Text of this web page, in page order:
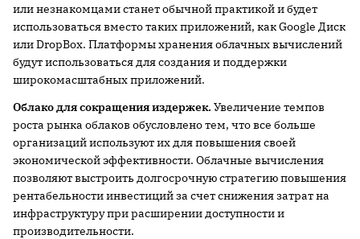
или незнакомцами станет обычной практикой и будет
использоваться вместо таких приложений, как Google Диск
или DropBox. Платформы хранения облачных вычислений
будут использоваться для создания и поддержки
широкомасштабных приложений.
Облако для сокращения издержек. Увеличение темпов
роста рынка облаков обусловлено тем, что все больше
организаций используют их для повышения своей
экономической эффективности. Облачные вычисления
позволяют выстроить долгосрочную стратегию повышения
рентабельности инвестиций за счет снижения затрат на
инфраструктуру при расширении доступности и
производительности.